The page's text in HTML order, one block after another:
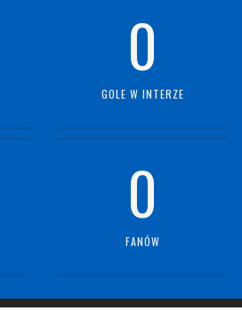
0
GOLE W INTERZE
0
FANÓW